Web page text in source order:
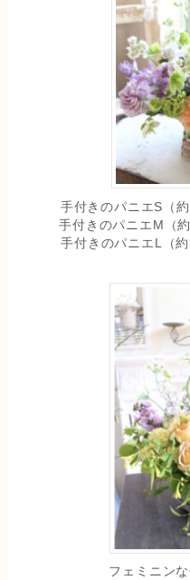
手付きのパニエS（
手付きのパニエM（
手付きのパニエL（
フェミニン